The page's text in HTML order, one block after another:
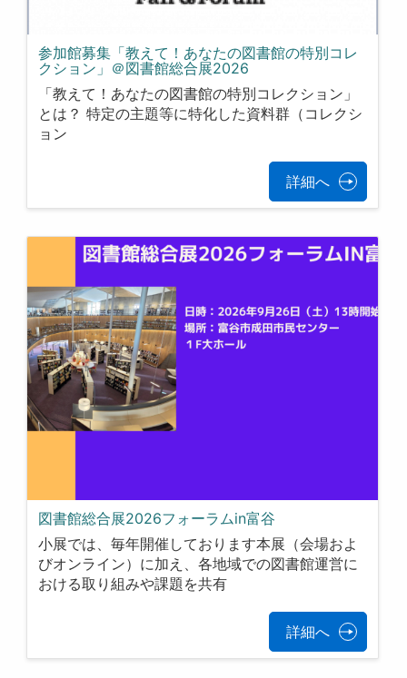
参加館募集「教えて！あなたの図書館の特別コレ
クション」＠図書館総合展2026
「教えて！あなたの図書館の特別コレクション」
とは？ 特定の主題等に特化した資料群（コレクシ
ョン
詳細へ
図書館総合展2026フォーラムin富谷
小展では、毎年開催しております本展（会場およ
びオンライン）に加え、各地域での図書館運営に
おける取り組みや課題を共有
詳細へ